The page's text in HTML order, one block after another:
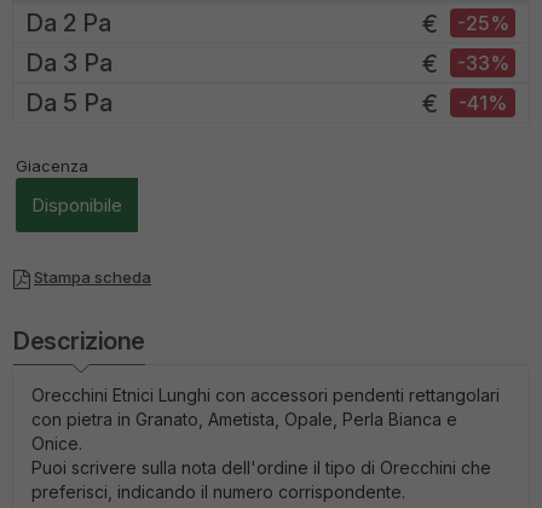
Da 2 Pa € -25%
Da 3 Pa € -33%
Da 5 Pa € -41%
Giacenza
Disponibile
Stampa scheda
Descrizione
Orecchini Etnici Lunghi con accessori pendenti rettangolari
con pietra in Granato, Ametista, Opale, Perla Bianca e
Onice.
Puoi scrivere sulla nota dell'ordine il tipo di Orecchini che
preferisci, indicando il numero corrispondente.